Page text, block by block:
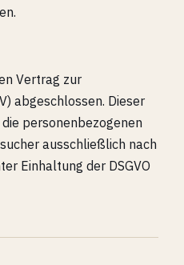
Vertrag zur
abgeschlossen. Dieser
personenbezogenen
ausschließlich nach
Einhaltung der DSGVO